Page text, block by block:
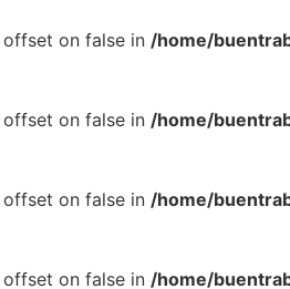
on false in /home/
on false in /home/
on false in /home/
on false in /home/